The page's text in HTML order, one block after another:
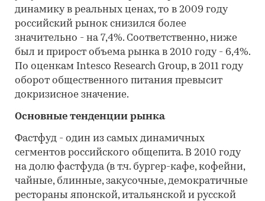
динамику в реальных ценах, то в 2009 году
российский рынок снизился более
значительно - на 7,4%. Соответственно, ниже
был и прирост объема рынка в 2010 году - 6,4%.
По оценкам Intesco Research Group, в 2011 году
оборот общественного питания превысит
докризисное значение.
Основные тенденции рынка
Фастфуд - один из самых динамичных
сегментов российского общепита. В 2010 году
на долю фастфуда (в т.ч. бургер-кафе, кофейни,
чайные, блинные, закусочные, демократичные
рестораны японской, итальянской и русской